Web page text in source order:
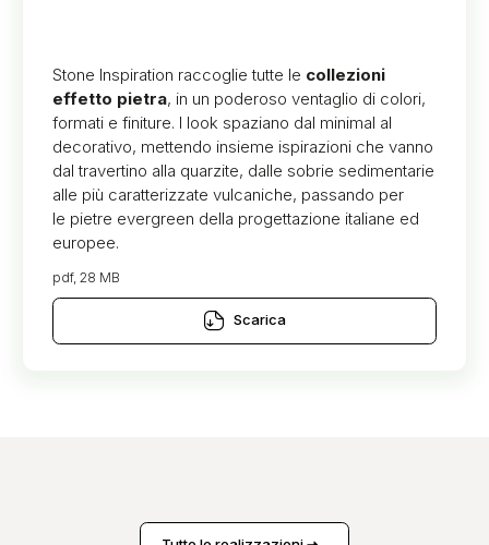
Stone Inspiration raccoglie tutte le collezioni
effetto pietra, in un poderoso ventaglio di colori,
formati e finiture. I look spaziano dal minimal al
decorativo, mettendo insieme ispirazioni che vanno
dal travertino alla quarzite, dalle sobrie sedimentarie
alle più caratterizzate vulcaniche, passando per
le pietre evergreen della progettazione italiane ed
europee.
pdf, 28 MB
Scarica